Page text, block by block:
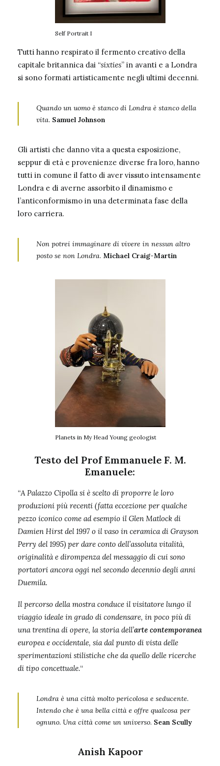
Self Portrait I
Tutti hanno respirato il fermento creativo della
capitale britannica dai “sixties” in avanti e a Londra
si sono formati artisticamente negli ultimi decenni.
Quando un uomo è stanco di Londra è stanco della
vita. Samuel Johnson
Gli artisti che danno vita a questa esposizione,
seppur di età e provenienze diverse fra loro, hanno
tutti in comune il fatto di aver vissuto intensamente
Londra e di averne assorbito il dinamismo e
l’anticonformismo in una determinata fase della
loro carriera.
Non potrei immaginare di vivere in nessun altro
posto se non Londra. Michael Craig-Martin
Planets in My Head Young geologist
Testo del Prof Emmanuele F. M.
Emanuele:
“A Palazzo Cipolla si è scelto di proporre le loro
produzioni più recenti (fatta eccezione per qualche
pezzo iconico come ad esempio il Glen Matlock di
Damien Hirst del 1997 o il vaso in ceramica di Grayson
Perry del 1995) per dare conto dell’assoluta vitalità,
originalità e dirompenza del messaggio di cui sono
portatori ancora oggi nel secondo decennio degli anni
Duemila.
Il percorso della mostra conduce il visitatore lungo il
viaggio ideale in grado di condensare, in poco più di
una trentina di opere, la storia dell’arte contemporanea
europea e occidentale, sia dal punto di vista delle
sperimentazioni stilistiche che da quello delle ricerche
di tipo concettuale.“
Londra è una città molto pericolosa e seducente.
Intendo che è una bella città e offre qualcosa per
ognuno. Una città come un universo. Sean Scully
Anish Kapoor